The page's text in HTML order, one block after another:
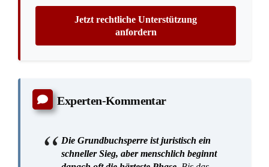
schützt zwar die Immobilie vor dem
Verkauf, beendet aber nicht den toxischen